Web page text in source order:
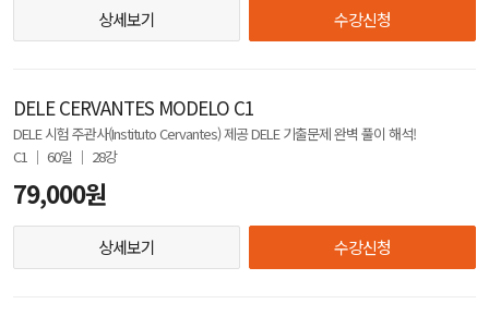
상세보기 수강신청
DELE CERVANTES MODELO C1
DELE 시험 주관사(Instituto Cervantes) 제공 DELE 기출문제 완벽 풀이 해석!
C1 │ 60일 │ 28강
79,000원
상세보기 수강신청